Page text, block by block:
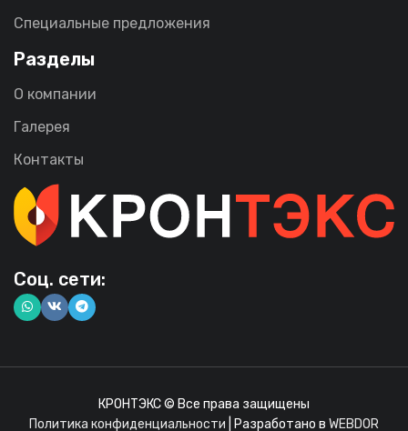
Специальные предложения
Разделы
О компании
Галерея
Контакты
Соц. сети:
КРОНТЭКС © Все права защищены
Политика конфиденциальности | Разработано в WEBDOR